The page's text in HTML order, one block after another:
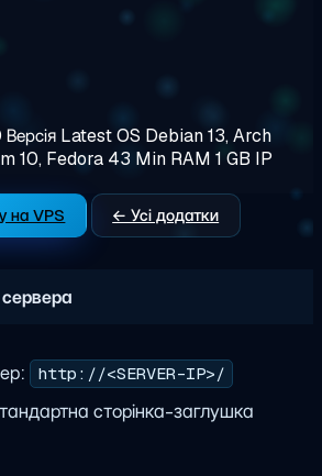
Версія LatestOS Debian 13, Arch
10, Fedora 43 Min RAM 1 GB IP
на VPS ← Усі додатки
http://<SERVER-IP>/
сторінка-заглушка